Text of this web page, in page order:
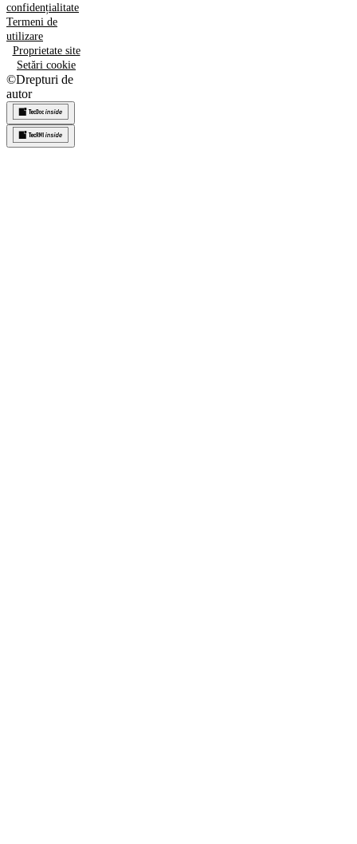
confidențialitate
Termeni de
utilizare
Proprietate site
Setări cookie
©Drepturi de
autor